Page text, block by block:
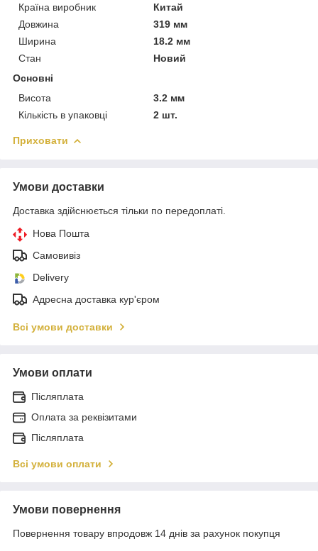
Країна виробник
Китай
Довжина
319 мм
Ширина
18.2 мм
Стан
Новий
Основні
Висота
3.2 мм
Кількість в упаковці
2 шт.
Приховати
Умови доставки
Доставка здійснюється тільки по передоплаті.
Нова Пошта
Самовивіз
Delivery
Адресна доставка кур'єром
Всі умови доставки
Умови оплати
Післяплата
Оплата за реквізитами
Післяплата
Всі умови оплати
Умови повернення
Повернення товару впродовж 14 днів за рахунок покупця